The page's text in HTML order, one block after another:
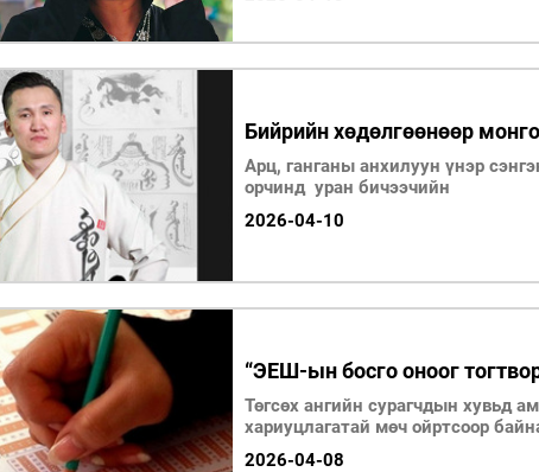
Бийрийн хөдөлгөөнөөр
Арц, ганганы анхилуун үнэр
орчинд уран бичээчийн
2026-04-10
“ЭЕШ-ын босго оноог
Төгсөх ангийн сурагчдын хувьд
хариуцлагатай мөч ойртсоор
2026-04-08